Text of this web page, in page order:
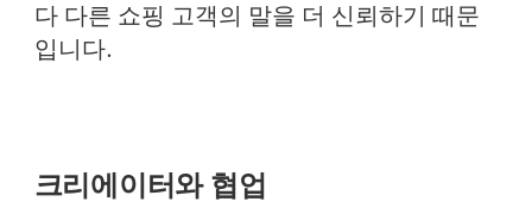
다 다른 쇼핑 고객의 말을 더 신뢰하기 때문
입니다.
크리에이터와 협업